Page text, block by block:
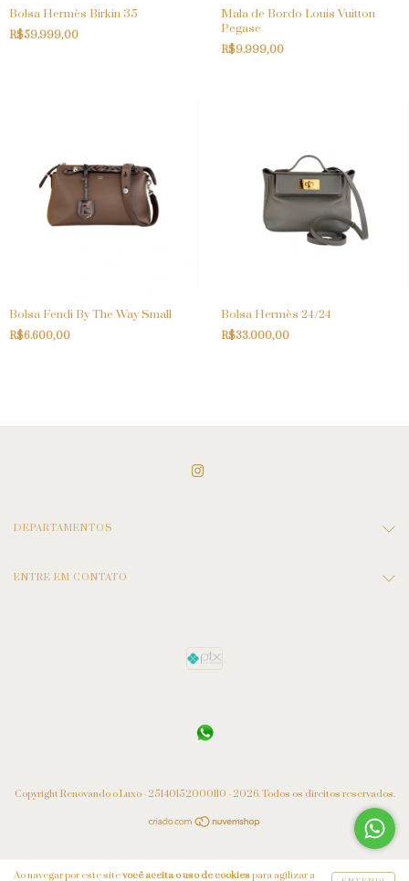
Ao navegar por este sitevocê aceita o uso de cookiespara agilizar a
Bolsa Hermès Birkin 35
R$59.999,00
Mala de Bordo Louis Vuitton
Pegase
R$9.999,00
Bolsa Fendi By The Way Small
R$6.600,00
Bolsa Hermès 24/24
R$33.000,00
DEPARTAMENTOS
ENTRE EM CONTATO
Copyright Renovando o Luxo - 25140152000110 - 2026. Todos os direitos reservados.